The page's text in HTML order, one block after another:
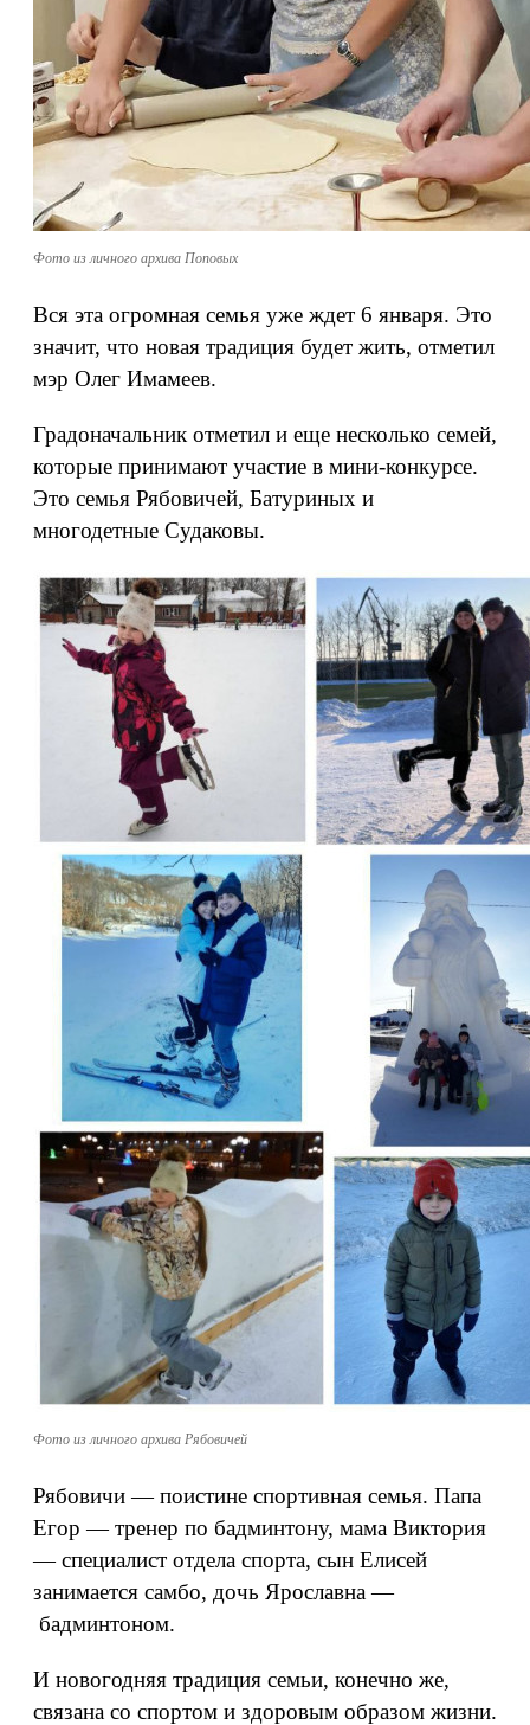
Фото из личного архива Поповых
Вся эта огромная семья уже ждет 6 января. Это
значит, что новая традиция будет жить, отметил
мэр Олег Имамеев.
Градоначальник отметил и еще несколько семей,
которые принимают участие в мини-конкурсе.
Это семья Рябовичей, Батуриных и
многодетные Судаковы.
Фото из личного архива Рябовичей
Рябовичи — поистине спортивная семья. Папа
Егор — тренер по бадминтону, мама Виктория
— специалист отдела спорта, сын Елисей
занимается самбо, дочь Ярославна —
бадминтоном.
И новогодняя традиция семьи, конечно же,
связана со спортом и здоровым образом жизни.